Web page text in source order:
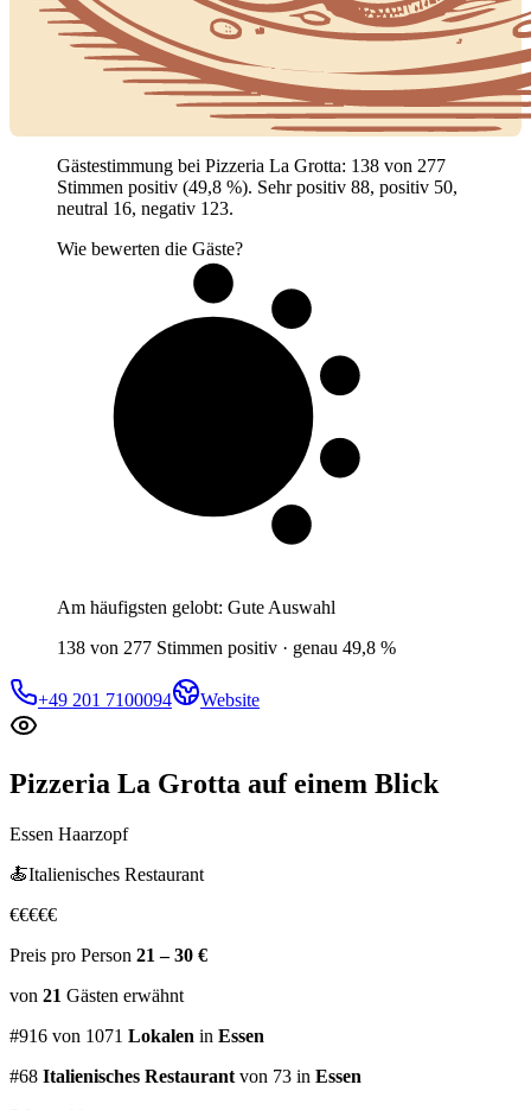
Gästestimmung bei Pizzeria La Grotta: 138 von 277
Stimmen positiv (49,8 %). Sehr positiv 88, positiv 50,
neutral 16, negativ 123.
Wie bewerten die Gäste?
Am häufigsten gelobt: Gute Auswahl
138 von 277 Stimmen positiv · genau 49,8 %
+49 201 7100094 Website
Pizzeria La Grotta auf einem Blick
Essen Haarzopf
🍝Italienisches Restaurant
€€€€€
Preis pro Person 21 – 30 €
von 21 Gästen erwähnt
#916 von 1071 Lokalen in Essen
#68 Italienisches Restaurant von 73 in Essen